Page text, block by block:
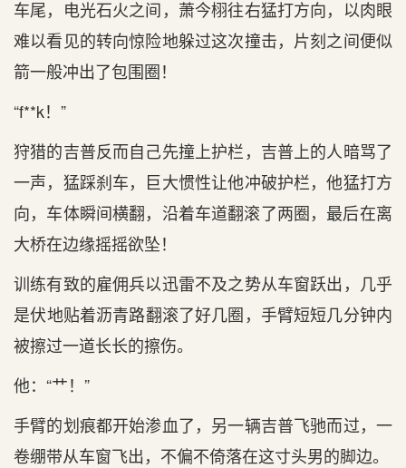
车尾，电光石火之间，萧今栩往右猛打方向，以肉眼
难以看见的转向惊险地躲过这次撞击，片刻之间便似
箭一般冲出‌了包围圈！
“f**k！”
狩猎的吉普反而自己先撞上护栏，吉普上的人暗骂了
一声，猛踩刹车，巨大惯性让他冲破护栏，他猛打方
向，车体瞬间横翻，沿着车道翻滚了两圈，最后‌在离
大桥在边缘摇摇欲坠！
训练有致的雇佣兵以迅雷不‌及之势从车窗跃出‌，几乎
是‌伏地贴着沥青路翻滚了好几圈，手臂短短几分钟内
被擦过一道长长的擦伤。
他：“艹！”
手臂的划痕都开始渗血了，另一辆吉普飞驰而过，一
卷绷带从车窗飞出‌，不‌偏不‌倚落在这寸头‌男的脚边。